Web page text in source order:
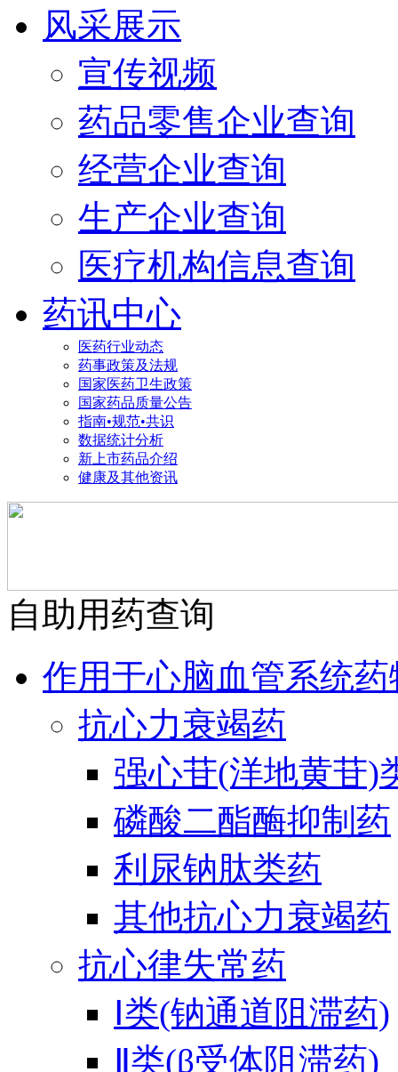
风采展示
宣传视频
药品零售企业查询
经营企业查询
生产企业查询
医疗机构信息查询
药讯中心
医药行业动态
药事政策及法规
国家医药卫生政策
国家药品质量公告
指南•规范•共识
数据统计分析
新上市药品介绍
健康及其他资讯
自助用药查询
作用于心脑血管系统药
抗心力衰竭药
强心苷(洋地黄苷)
磷酸二酯酶抑制药
利尿钠肽类药
其他抗心力衰竭药
抗心律失常药
Ⅰ类(钠通道阻滞药)
Ⅱ类(β受体阻滞药)